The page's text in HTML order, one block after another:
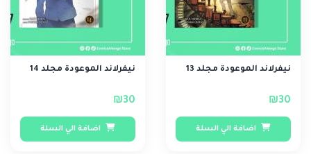
نيفرلاند الموعودة مجلد 13
₪30
اضافة الي السلة
نيفرلاند الموعودة مجلد 14
₪30
اضافة الي السلة